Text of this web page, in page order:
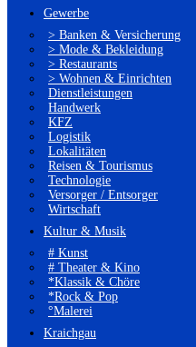
Gewerbe
> Banken & Versicherung
> Mode & Bekleidung
> Restaurants
> Wohnen & Einrichten
Dienstleistungen
Handwerk
KFZ
Logistik
Lokalitäten
Reisen & Tourismus
Technologie
Versorger / Entsorger
Wirtschaft
Kultur & Musik
# Kunst
# Theater & Kino
*Klassik & Chöre
*Rock & Pop
°Malerei
Kraichgau